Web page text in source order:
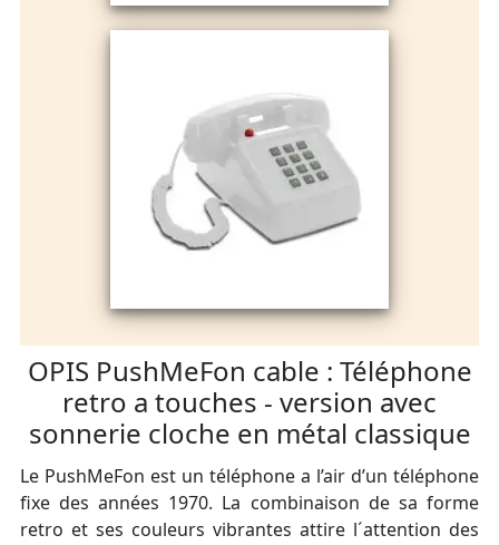
OPIS PushMeFon cable : Téléphone
retro a touches - version avec
sonnerie cloche en métal classique
Le PushMeFon est un téléphone a l’air d’un téléphone
fixe des années 1970. La combinaison de sa forme
retro et ses couleurs vibrantes attire l´attention des